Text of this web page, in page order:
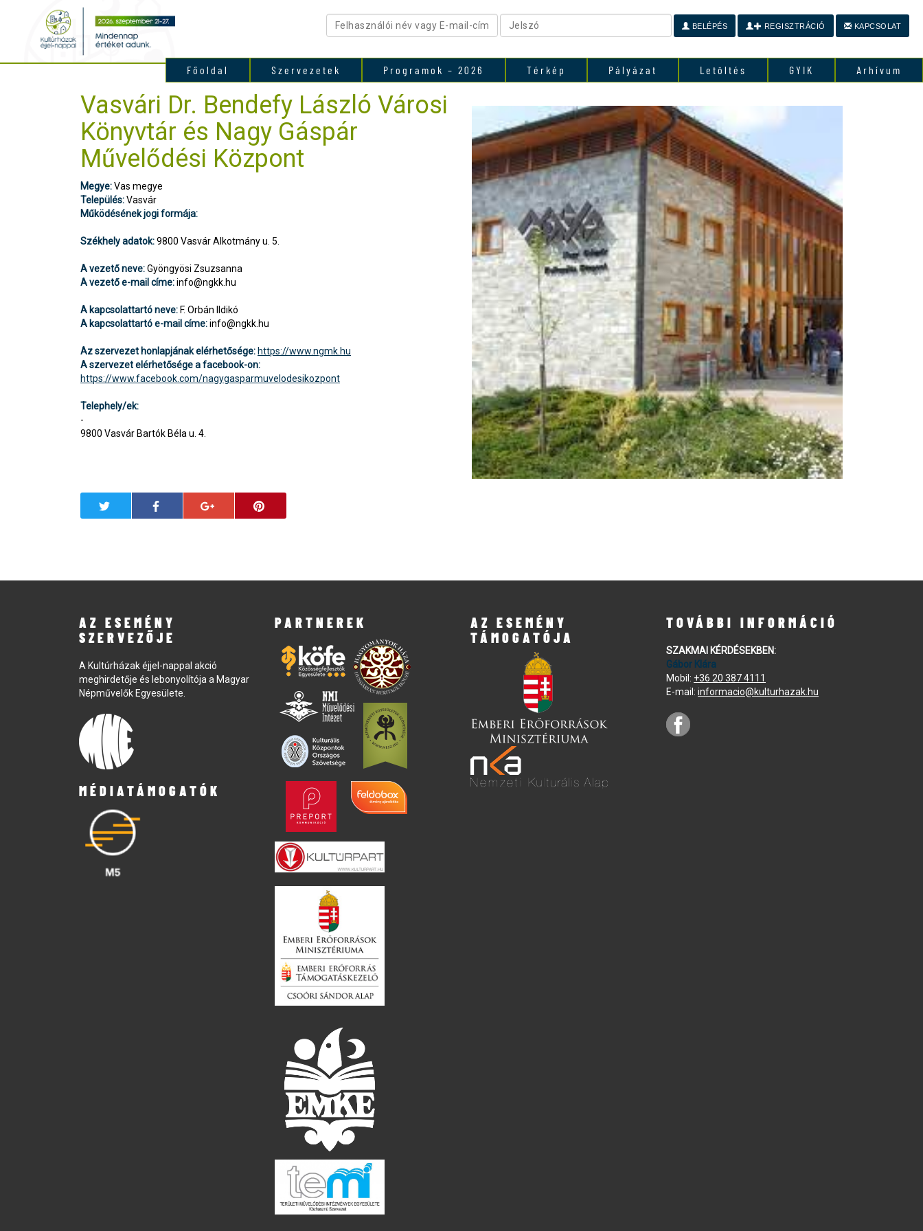
Főoldal Szervezetek Programok – 2026 Térkép Pályázat Letöltés GYIK Arhívum
BELÉPÉS REGISZTRÁCIÓ KAPCSOLAT
Vasvári Dr. Bendefy László Városi
Könyvtár és Nagy Gáspár
Művelődési Központ
Megye:Vas megye
Település:Vasvár
Működésének jogi formája:
Székhely adatok:9800 Vasvár Alkotmány u. 5.
A vezető neve:Gyöngyösi Zsuzsanna
A vezető e-mail címe:info@ngkk.hu
A kapcsolattartó neve: F. Orbán Ildikó
A kapcsolattartó e-mail címe:info@ngkk.hu
Az szervezet honlapjának elérhetősége: https://www.ngmk.hu
A szervezet elérhetősége a facebook-on:
https://www.facebook.com/nagygasparmuvelodesikozpont
Telephely/ek:
-
9800 Vasvár Bartók Béla u. 4.
AZ ESEMÉNY
SZERVEZŐJE
A Kultúrházak éjjel-nappal akció
meghirdetője és lebonyolítója a Magyar
Népművelők Egyesülete.
MÉDIATÁMOGATÓK
PARTNEREK
AZ ESEMÉNY
TÁMOGATÓJA
TOVÁBBI INFORMÁCIÓ
SZAKMAI KÉRDÉSEKBEN:
Gábor Klára
Mobil: +36 20 387 4111
E-mail: informacio@kulturhazak.hu